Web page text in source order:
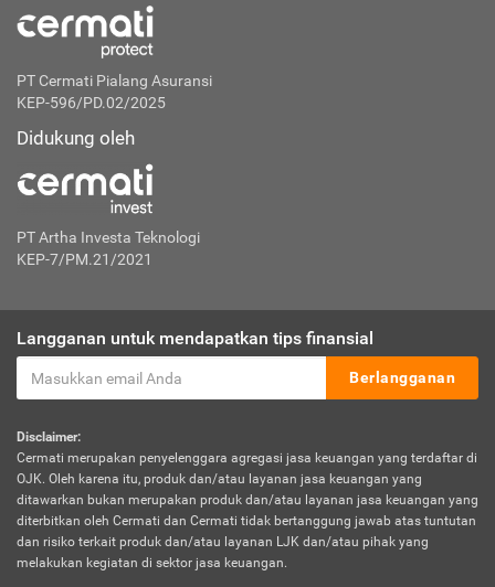
PT Cermati Pialang Asuransi
KEP-596/PD.02/2025
Didukung oleh
PT Artha Investa Teknologi
KEP-7/PM.21/2021
Langganan untuk mendapatkan tips finansial
Berlangganan
Disclaimer:
Cermati merupakan penyelenggara agregasi jasa keuangan yang terdaftar di
OJK. Oleh karena itu, produk dan/atau layanan jasa keuangan yang
ditawarkan bukan merupakan produk dan/atau layanan jasa keuangan yang
diterbitkan oleh Cermati dan Cermati tidak bertanggung jawab atas tuntutan
dan risiko terkait produk dan/atau layanan LJK dan/atau pihak yang
melakukan kegiatan di sektor jasa keuangan.